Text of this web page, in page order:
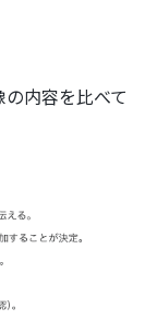
内容を比べて